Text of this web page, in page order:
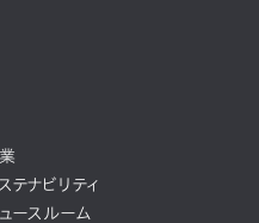
テナビリティ
ースルーム